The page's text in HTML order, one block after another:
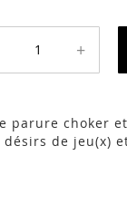
+
parure choker
désirs de jeu(x)